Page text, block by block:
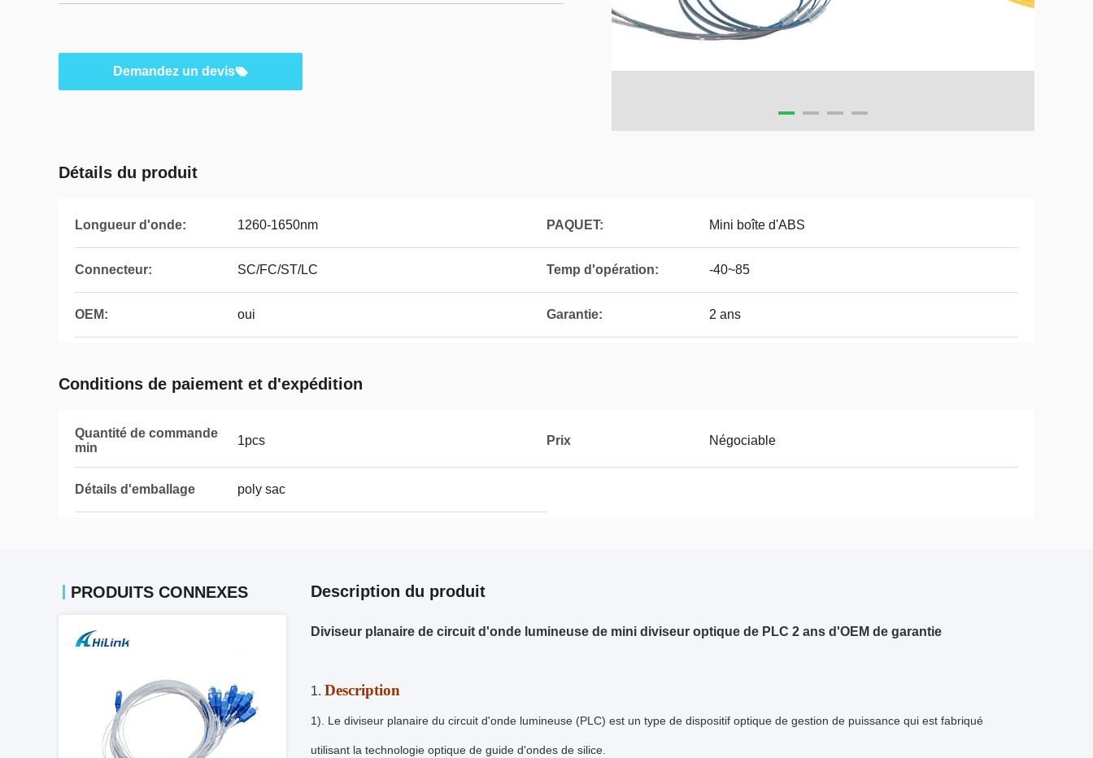
Demandez un devis
Détails du produit
Longueur d'onde: 1260-1650nm PAQUET: Mini boîte d'ABS
Connecteur: SC/FC/ST/LC Temp d'opération: -40~85
OEM: oui Garantie: 2 ans
Conditions de paiement et d'expédition
Quantité de commande
min
1pcs Prix Négociable
Détails d'emballage poly sac
PRODUITS CONNEXES Description du produit
Diviseur planaire de circuit d'onde lumineuse de mini diviseur optique de PLC 2 ans d'OEM de garantie
1. Description
1). Le diviseur planaire du circuit d'onde lumineuse (PLC) est un type de dispositif optique de gestion de puissance qui est fabriqué
utilisant la technologie optique de guide d'ondes de silice.